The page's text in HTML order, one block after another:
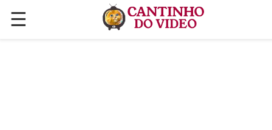
☰
✕